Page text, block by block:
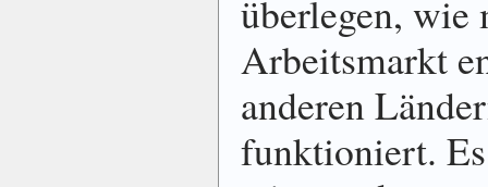
überlegen, wie
Arbeitsmarkt
anderen
funktioniert.